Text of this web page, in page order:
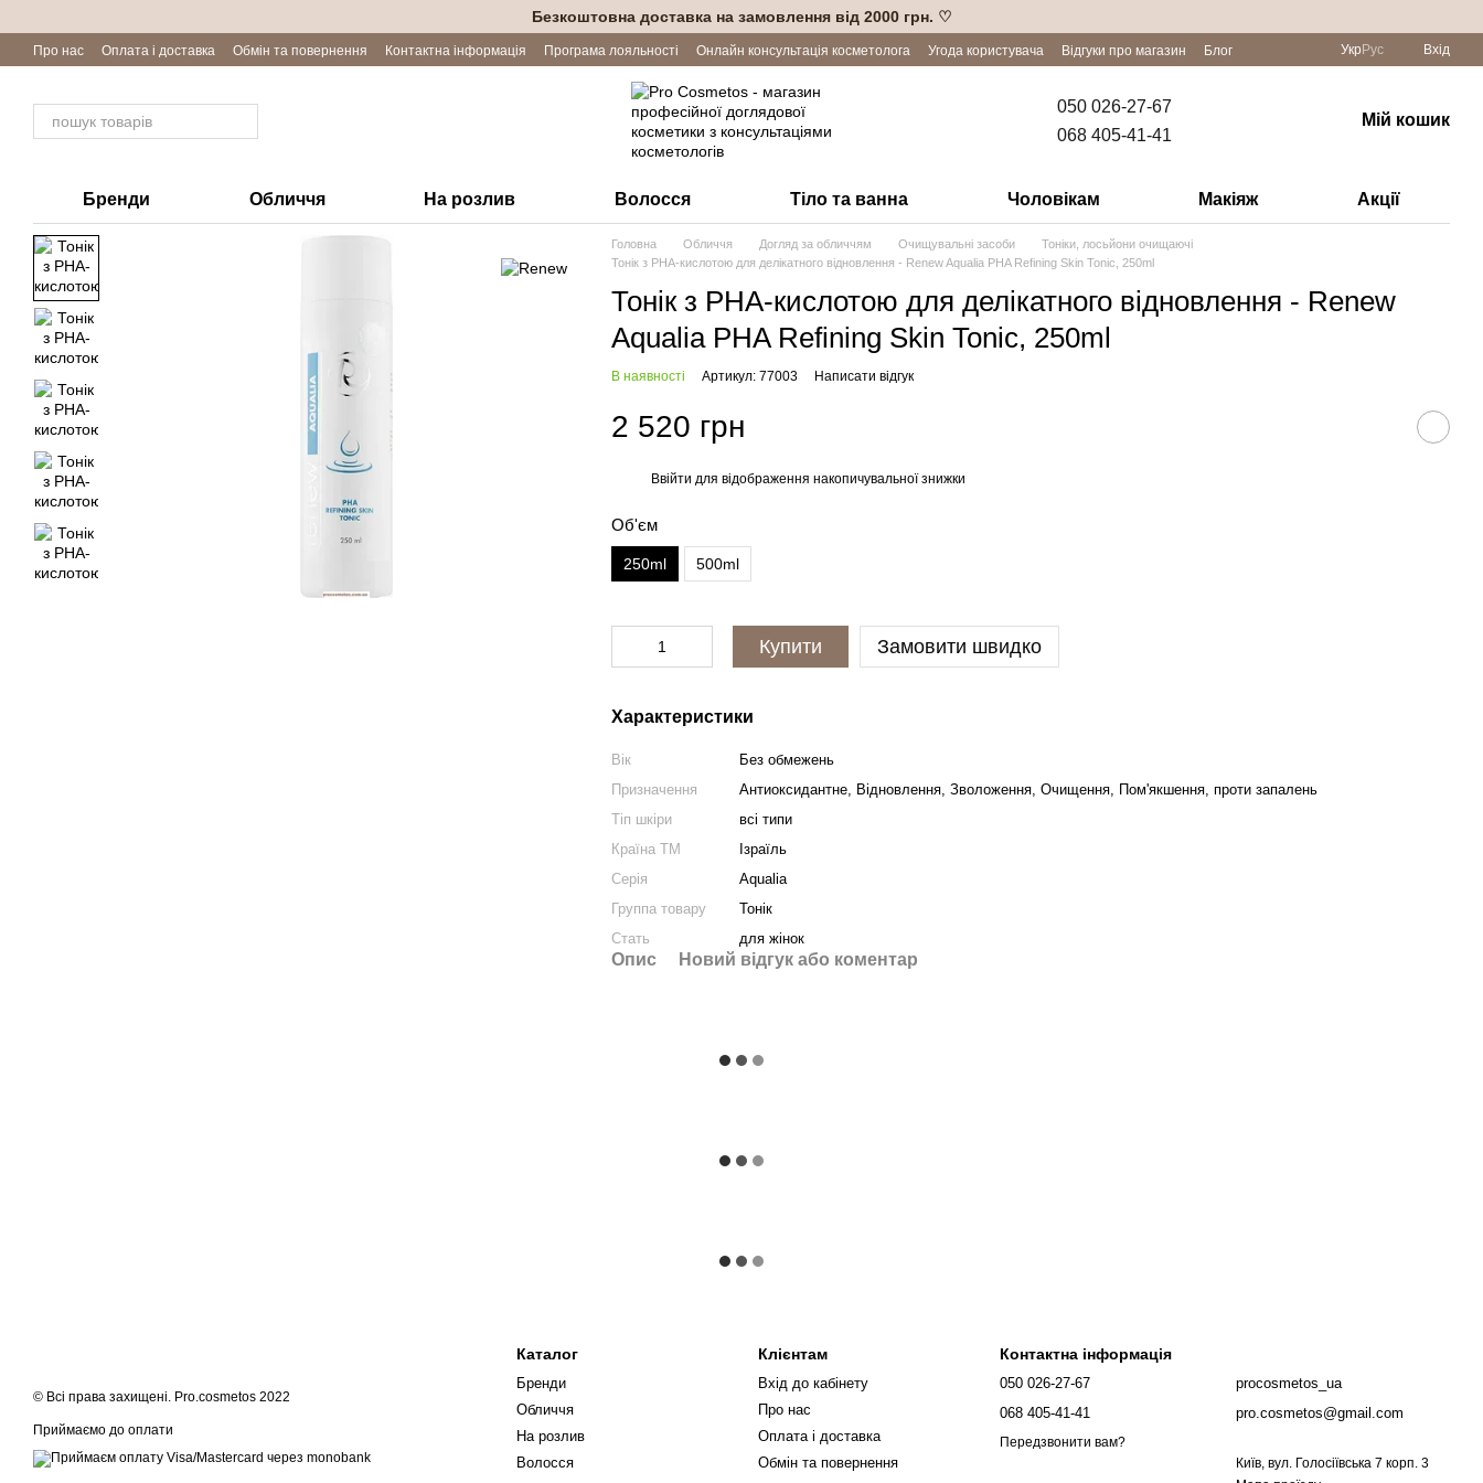
Безкоштовна доставка на замовлення від 2000 грн. ♡
Про нас Оплата і доставка Обмін та повернення Контактна інформація Програма лояльності Онлайн консультація косметолога Угода користувача Відгуки про магазин Блог Укр Рус Вхід
050 026-27-67
068 405-41-41
Мій кошик
Бренди Обличчя На розлив Волосся Тіло та ванна Чоловікам Макіяж Акції
Головна Обличчя Догляд за обличчям Очищувальні засоби
Тоніки, лосьйони очищаючі
Тонік з РНА-кислотою для делікатного відновлення - Renew Aqualia PHA Refining Skin Tonic, 250ml
Тонік з РНА-кислотою для делікатного відновлення - Renew
Aqualia PHA Refining Skin Tonic, 250ml
В наявності Артикул: 77003 Написати відгук
2 520 грн
Ввійти для відображення накопичувальної знижки
Об'єм
250ml 500ml
Купити Замовити швидко
Характеристики
Вік
Без обмежень
Призначення
Антиоксидантне, Відновлення, Зволоження, Очищення, Пом'якшення, проти запалень
Тіп шкіри
всі типи
Країна ТМ
Ізраїль
Серія
Aqualia
Группа товару
Тонік
Cтать
для жінок
Опис Новий відгук або коментар
© Всі права захищені. Pro.cosmetos 2022
Приймаємо до оплати
Каталог
Бренди
Обличчя
На розлив
Волосся
Клієнтам
Вхід до кабінету
Про нас
Оплата і доставка
Обмін та повернення
Контактна інформація
050 026-27-67
068 405-41-41
Передзвонити вам?
procosmetos_ua
pro.cosmetos@gmail.com
Київ, вул. Голосіївська 7 корп. 3